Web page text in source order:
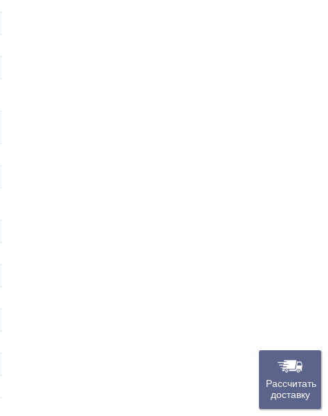
Рассчитать
доставку